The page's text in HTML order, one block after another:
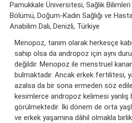
Pamukkale Üniversitesi, Sağlık
Bölümü, Doğum-Kadın Sağlığı ve
Anabilim Dalı, Denizli, Türkiye
Menopoz, tanım olarak herkesçe
sahip olsa da andropoz için aynı
değildir. Menopoz ile menstruel
bulmaktadır. Ancak erkek fertilitesi,
azalsa da bir sona ermeden söz
kesimlerce andropoz kelimesi yanlış
görülmektedir. İki dönem de orta
ve erkek yaşamına dâhil olmakla